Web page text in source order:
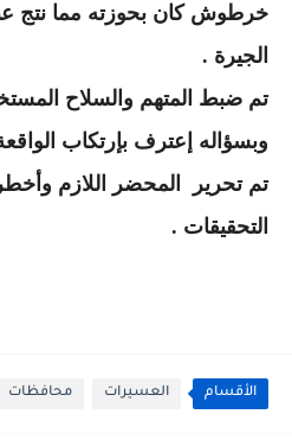
خرطوش كان بحوزته مما نتج
الجيرة .
تم ضبط المتهم والسلاح
وبسؤاله إعترف بإرتكاب
تم تحرير المحضر اللازم
التحقيقات .
الأقسام العسيرات محافظات